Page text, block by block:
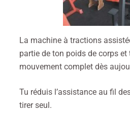
La machine à tractions
partie de ton poids de corps et
mouvement complet dès
Tu réduis l’assistance au fil
tirer seul.